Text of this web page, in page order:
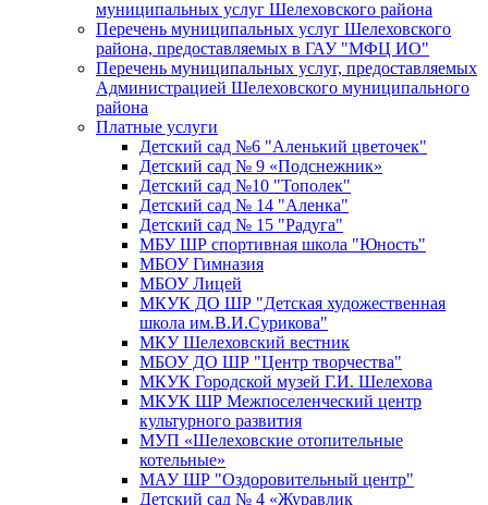
муниципальных услуг Шелеховского района
Перечень муниципальных услуг Шелеховского
района, предоставляемых в ГАУ "МФЦ ИО"
Перечень муниципальных услуг, предоставляемых
Администрацией Шелеховского муниципального
района
Платные услуги
Детский сад №6 "Аленький цветочек"
Детский сад № 9 «Подснежник»
Детский сад №10 "Тополек"
Детский сад № 14 "Аленка"
Детский сад № 15 "Радуга"
МБУ ШР спортивная школа "Юность"
МБОУ Гимназия
МБОУ Лицей
МКУК ДО ШР "Детская художественная
школа им.В.И.Сурикова"
МКУ Шелеховский вестник
МБОУ ДО ШР "Центр творчества"
МКУК Городской музей Г.И. Шелехова
МКУК ШР Межпоселенческий центр
культурного развития
МУП «Шелеховские отопительные
котельные»
МАУ ШР "Оздоровительный центр"
Детский сад № 4 «Журавлик